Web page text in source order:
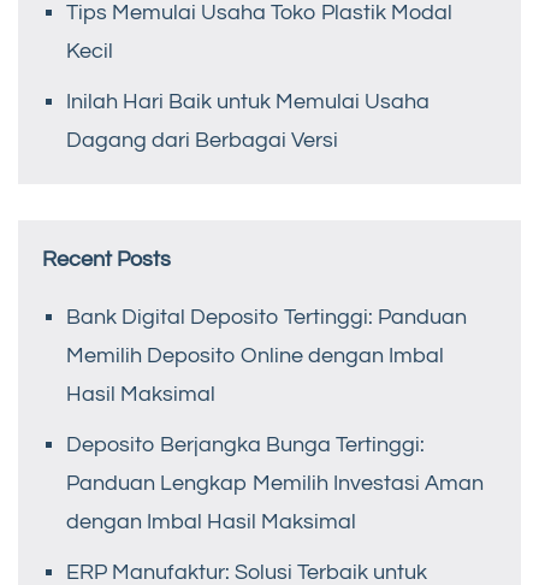
Tips Memulai Usaha Toko Plastik Modal
Kecil
Inilah Hari Baik untuk Memulai Usaha
Dagang dari Berbagai Versi
Recent Posts
Bank Digital Deposito Tertinggi: Panduan
Memilih Deposito Online dengan Imbal
Hasil Maksimal
Deposito Berjangka Bunga Tertinggi:
Panduan Lengkap Memilih Investasi Aman
dengan Imbal Hasil Maksimal
ERP Manufaktur: Solusi Terbaik untuk